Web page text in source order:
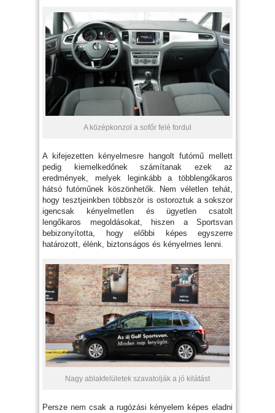
A középkonzol a sofőr felé fordul
A kifejezetten kényelmesre hangolt futómű mellett
pedig kiemelkedőnek számítanak ezek az
eredmények, melyek leginkább a többlengőkaros
hátsó futóműnek köszönhetők. Nem véletlen tehát,
hogy tesztjeinkben többször is ostoroztuk a sokszor
igencsak kényelmetlen és ügyetlen csatolt
lengőkaros megoldásokat, hiszen a Sportsvan
bebizonyította, hogy előbbi képes egyszerre
határozott, élénk, biztonságos és kényelmes lenni.
Nagy ablakfelületek szavatolják a jó kilátást
Persze nem csak a rugózási kényelem képes eladni